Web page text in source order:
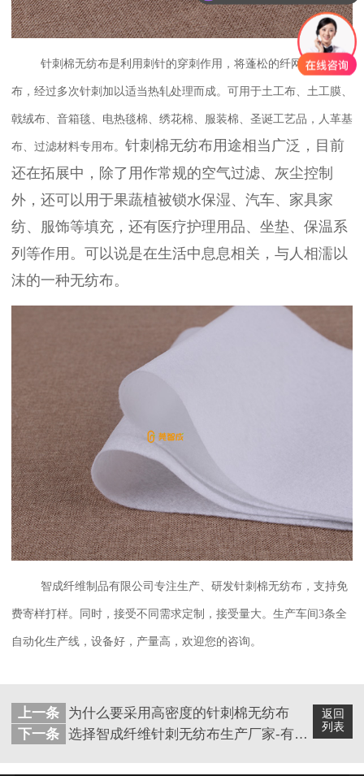
针刺棉无纺布是利用刺针的穿刺作用，将蓬松的纤网加固成
布，经过多次针刺加以适当热轧处理而成。可用于土工布、土工膜、
戟绒布、音箱毯、电热毯棉、绣花棉、服装棉、圣诞工艺品，人革基
布、过滤材料专用布。 针刺棉无纺布用途相当广泛，目前
还在拓展中，除了用作常规的空气过滤、灰尘控制
外，还可以用于果蔬植被锁水保湿、汽车、家具家
纺、服饰等填充，还有医疗护理用品、坐垫、保温系
列等作用。可以说是在生活中息息相关，与人相濡以
沫的一种无纺布。
智成纤维制品有限公司专注生产、研发针刺棉无纺布，支持免
费寄样打样。同时，接受不同需求定制，接受量大。生产车间3条全
自动化生产线，设备好，产量高，欢迎您的咨询。
返回
列表
上一条
为什么要采用高密度的针刺棉无纺布
下一条 选择智成纤维针刺无纺布生产厂家-有什么区别呢